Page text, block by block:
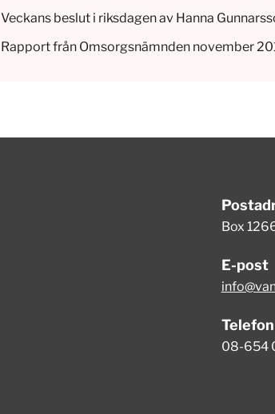
Veckans beslut i riksdagen av Hanna
Rapport från Omsorgsnämnden november
Box
E-post
Telefon
08-654